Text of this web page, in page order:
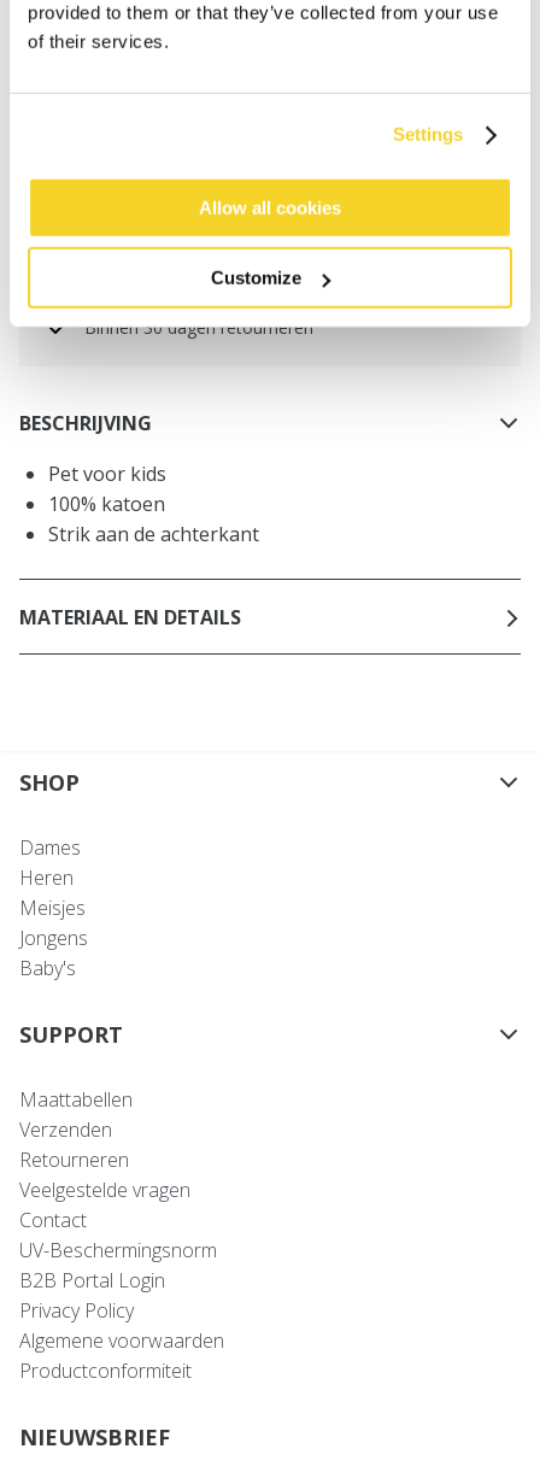
provided to them or that they’ve collected from your use
of their services.
Settings
Allow all cookies
Customize
Bestellingen die op werkdagen vóór 12:00 uur
worden geplaatst, worden dezelfde dag verzonden
Binnen 30 dagen retourneren
BESCHRIJVING
Pet voor kids
100% katoen
Strik aan de achterkant
MATERIAAL EN DETAILS
SHOP
Dames
Heren
Meisjes
Jongens
Baby's
SUPPORT
Maattabellen
Verzenden
Retourneren
Veelgestelde vragen
Contact
UV-Beschermingsnorm
B2B Portal Login
Privacy Policy
Algemene voorwaarden
Productconformiteit
NIEUWSBRIEF